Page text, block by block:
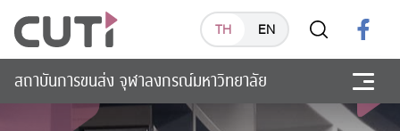
TH EN
สถาบันการขนส่ง จุฬาลงกรณ์มหาวิทยาลัย